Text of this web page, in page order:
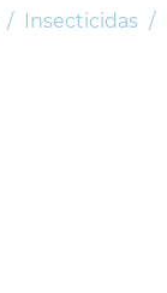
Insecticidas